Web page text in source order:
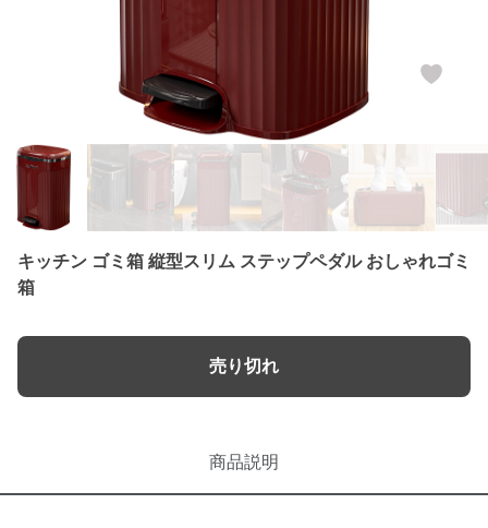
キッチン ゴミ箱 縦型スリム ステップペダル おしゃれゴミ
箱
売り切れ
商品説明